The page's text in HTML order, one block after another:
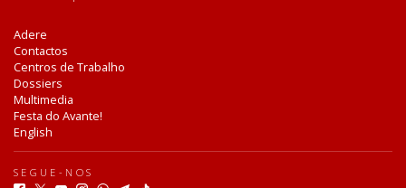
Adere
Contactos
Centros de Trabalho
Dossiers
Multimedia
Festa do Avante!
English
SEGUE-NOS